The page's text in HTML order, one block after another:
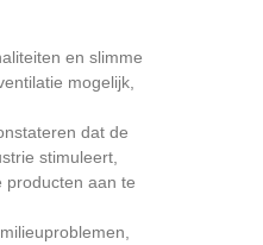
en slimme
mogelijk,
dat de
stimuleert,
producten aan te